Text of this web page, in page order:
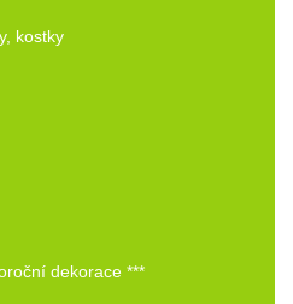
kostky
dekorace ***